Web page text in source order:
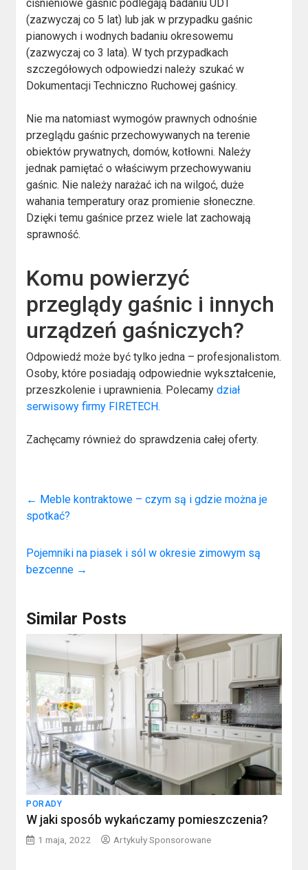
ciśnieniowe gaśnic podlegają badaniu UDT
(zazwyczaj co 5 lat) lub jak w przypadku gaśnic
pianowych i wodnych badaniu okresowemu
(zazwyczaj co 3 lata). W tych przypadkach
szczegółowych odpowiedzi należy szukać w
Dokumentacji Techniczno Ruchowej gaśnicy.
Nie ma natomiast wymogów prawnych odnośnie
przeglądu gaśnic przechowywanych na terenie
obiektów prywatnych, domów, kotłowni. Należy
jednak pamiętać o właściwym przechowywaniu
gaśnic. Nie należy narażać ich na wilgoć, duże
wahania temperatury oraz promienie słoneczne.
Dzięki temu gaśnice przez wiele lat zachowają
sprawność.
Komu powierzyć
przeglądy gaśnic i innych
urządzeń gaśniczych?
Odpowiedź może być tylko jedna – profesjonalistom.
Osoby, które posiadają odpowiednie wykształcenie,
przeszkolenie i uprawnienia. Polecamydział
serwisowy firmy FIRETECH.
Zachęcamy również do sprawdzenia całej oferty.
← Meble kontraktowe – czym są i gdzie można je
spotkać?
Pojemniki na piasek i sól w okresie zimowym są
bezcenne →
Similar Posts
PORADY
W jaki sposób wykańczamy pomieszczenia?
1 maja, 2022 Artykuły Sponsorowane